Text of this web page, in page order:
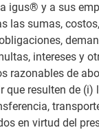
igus® y a sus
las sumas, costos,
intereses y
razonables de
que resulten de (i)
en virtud del